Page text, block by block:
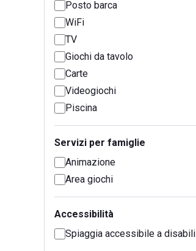
Posto barca
WiFi
TV
Giochi da tavolo
Carte
Videogiochi
Piscina
Servizi per famiglie
Animazione
Area giochi
Accessibilità
Spiaggia accessibile a disabili